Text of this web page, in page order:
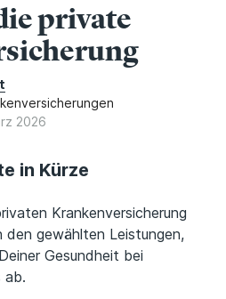
private
2026
in Kürze
Krankenversicherung
den gewählten Leistungen,
Gesundheit bei
ab.